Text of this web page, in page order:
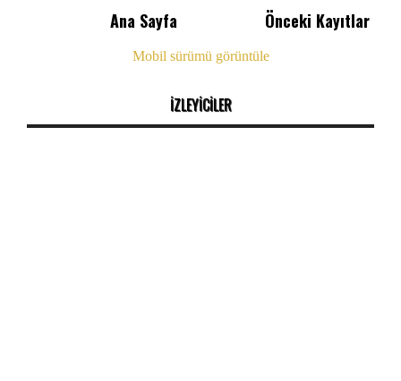
Önceki Kayıtlar
Ana Sayfa
Mobil sürümü görüntüle
İZLEYİCİLER